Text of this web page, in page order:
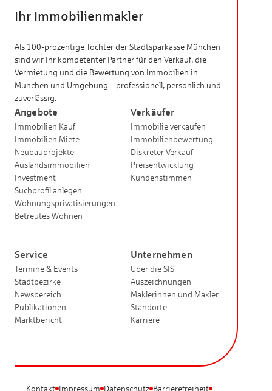
Ihr Immobilienmakler
Als 100-prozentige Tochter der Stadtsparkasse München
sind wir Ihr kompetenter Partner für den Verkauf, die
Vermietung und die Bewertung von Immobilien in
München und Umgebung – professionell, persönlich und
zuverlässig.
Angebote
Immobilien Kauf
Immobilien Miete
Neubauprojekte
Auslandsimmobilien
Investment
Suchprofil anlegen
Wohnungsprivatisierungen
Betreutes Wohnen
Verkäufer
Immobilie verkaufen
Immobilienbewertung
Diskreter Verkauf
Preisentwicklung
Kundenstimmen
Service
Termine & Events
Stadtbezirke
Newsbereich
Publikationen
Marktbericht
Unternehmen
Über die SIS
Auszeichnungen
Maklerinnen und Makler
Standorte
Karriere
Kontakt Impressum Datenschutz Barrierefreiheit